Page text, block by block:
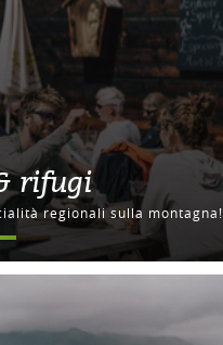
rifugi
regionali sulla montagna!